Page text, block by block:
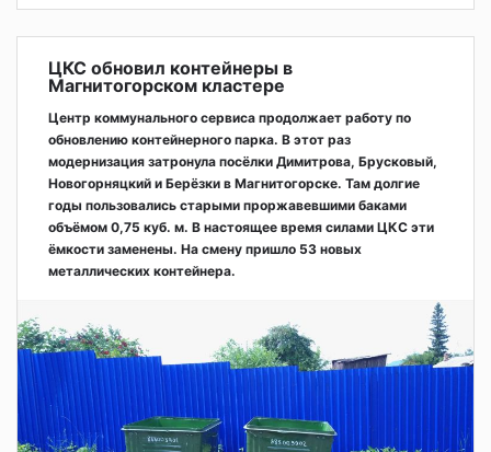
ЦКС обновил контейнеры в
Магнитогорском кластере
Центр коммунального сервиса продолжает работу по
обновлению контейнерного парка. В этот раз
модернизация затронула посёлки Димитрова, Брусковый,
Новогорняцкий и Берёзки в Магнитогорске. Там долгие
годы пользовались старыми проржавевшими баками
объёмом 0,75 куб. м. В настоящее время силами ЦКС эти
ёмкости заменены. На смену пришло 53 новых
металлических контейнера.